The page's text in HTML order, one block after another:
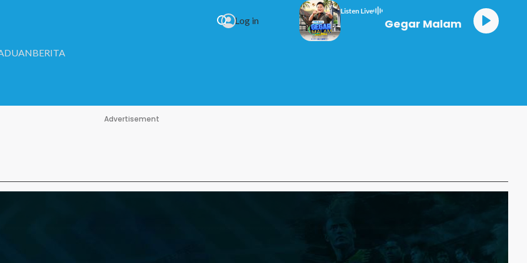
BERITA
Log in
Listen Live
Gegar Malam
Advertisement